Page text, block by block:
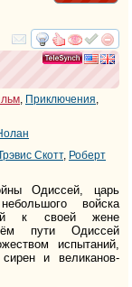
смотреть
, Приключения,
Скотт, Роберт
Одиссей, царь
войска
к своей жене
пути Одиссей
испытаний,
и великанов-